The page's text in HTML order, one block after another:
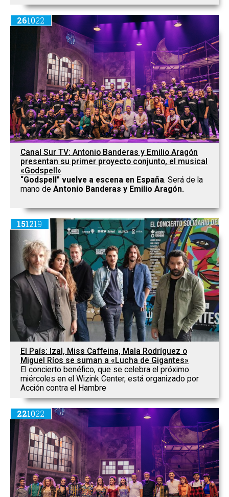
261022
Canal Sur TV: Antonio Banderas y Emilio Aragón
presentan su primer proyecto conjunto, el musical
«Godspell»
“Godspell” vuelve a escena en España. Será de la
mano de Antonio Banderas y Emilio Aragón.
151219
El País: Izal, Miss Caffeina, Mala Rodríguez o
Miguel Ríos se suman a «Lucha de Gigantes»
El concierto benéfico, que se celebra el próximo
miércoles en el Wizink Center, está organizado por
Acción contra el Hambre
221022